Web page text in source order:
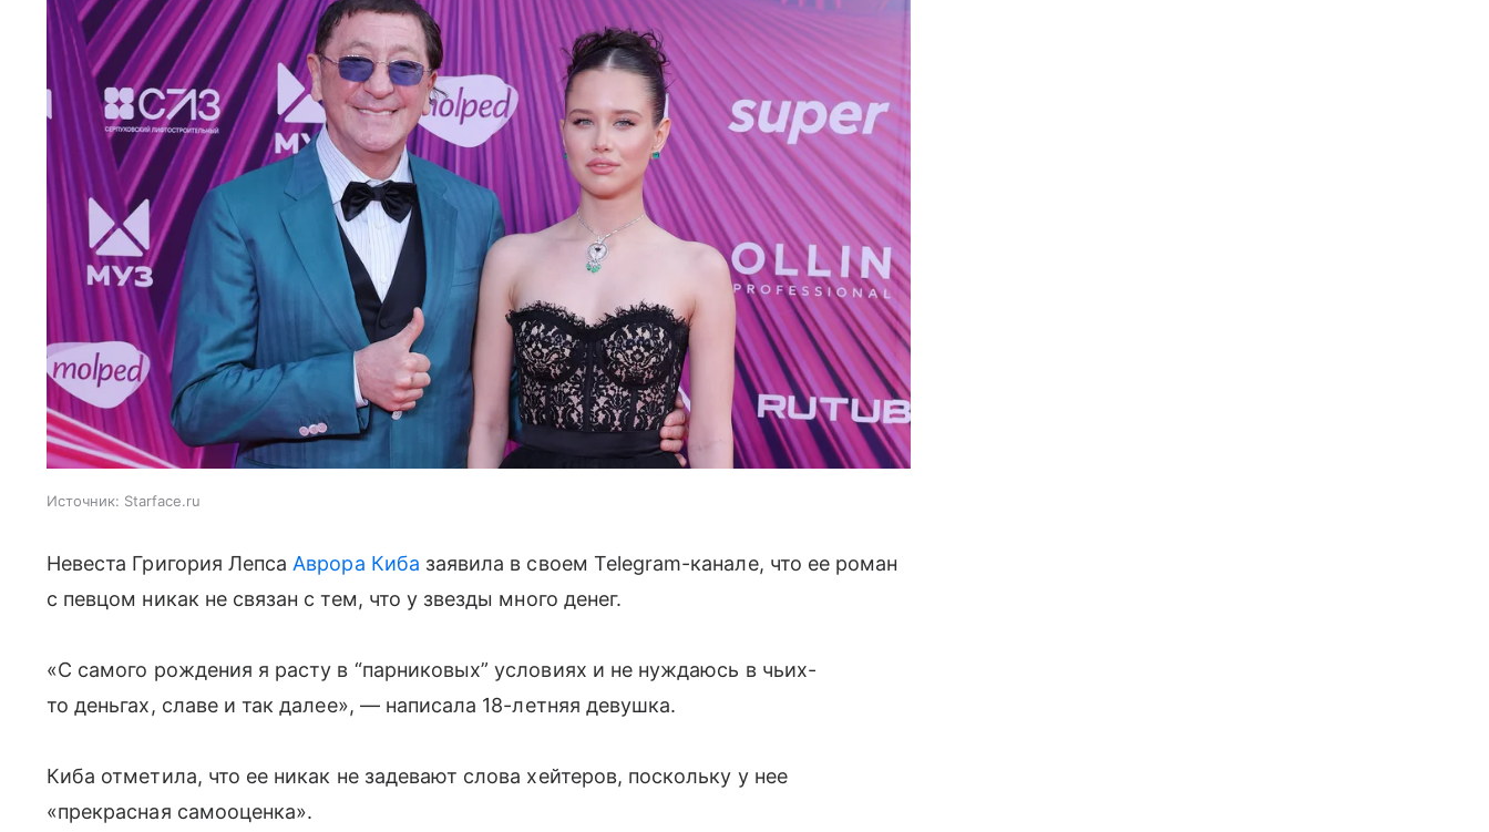
Источник: Starface.ru
Невеста Григория Лепса Аврора Киба заявила в своем Telegram-канале, что ее роман
с певцом никак не связан с тем, что у звезды много денег.
«С самого рождения я расту в “парниковых” условиях и не нуждаюсь в чьих-
то деньгах, славе и так далее», — написала 18-летняя девушка.
Киба отметила, что ее никак не задевают слова хейтеров, поскольку у нее
«прекрасная самооценка».